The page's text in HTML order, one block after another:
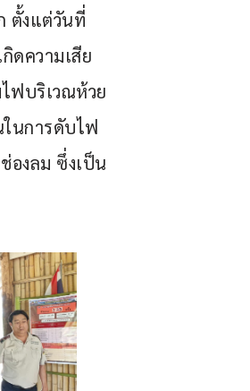
ตั้งแต่วันที่
ดความเสีย
ฟบริเวณห้วย
ในการดับไฟ
องลม ซึ่งเป็น